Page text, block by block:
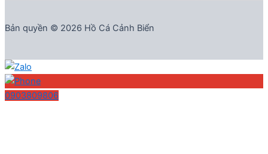
Bản quyền © 2026 Hồ Cá Cảnh Biển
0903809806